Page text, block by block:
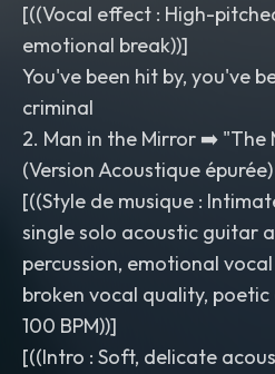
[((Vocal effect : High-
emotional break))]
You've been hit by, you've
criminal
​2. Man in the Mirror ➡️ "The
(Version Acoustique épurée)
​[((Style de musique :
single solo acoustic guitar
percussion, emotional
broken vocal quality,
100 BPM))]
​[((Intro : Soft, delicate